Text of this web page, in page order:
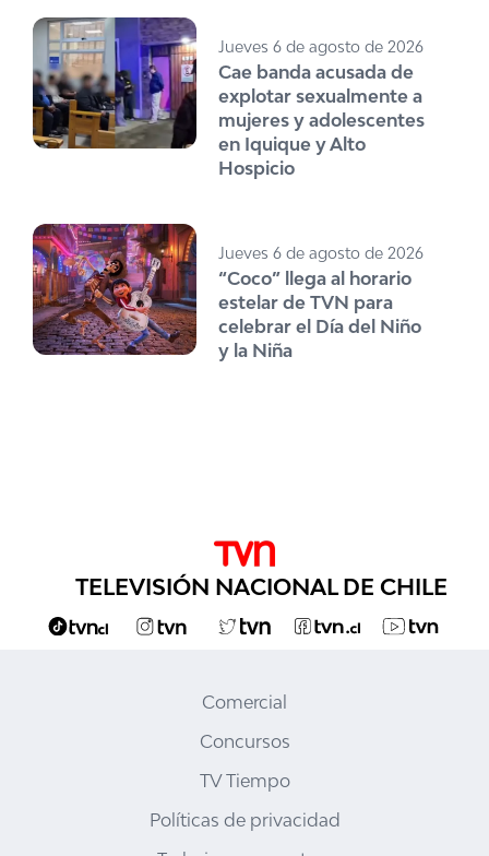
Jueves 6 de agosto de 2026
Cae banda acusada de
explotar sexualmente a
mujeres y adolescentes
en Iquique y Alto
Hospicio
Jueves 6 de agosto de 2026
“Coco” llega al horario
estelar de TVN para
celebrar el Día del Niño
y la Niña
TELEVISIÓN NACIONAL DE CHILE
Comercial
Concursos
TV Tiempo
Políticas de privacidad